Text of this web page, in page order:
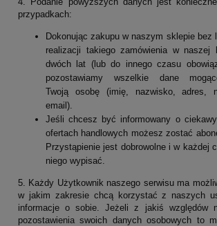
przypadkach:
Dokonując zakupu w naszym sklepie bez
realizacji takiego zamówienia w naszej
dwóch lat (lub do innego czasu
pozostawiamy wszelkie dane
Twoją osobę (imię, nazwisko, adres,
email).
Jeśli chcesz być informowany o
ofertach handlowych możesz zostać
Przystąpienie jest dobrowolne i w każdej
niego wypisać.
5. Każdy Użytkownik naszego serwisu ma
w jakim zakresie chcą korzystać z naszych
informacje o sobie. Jeżeli z jakiś względów
pozostawienia swoich danych osobowych to